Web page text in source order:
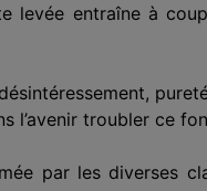
levée entraîne à
l’avenir troubler ce
par les diverses